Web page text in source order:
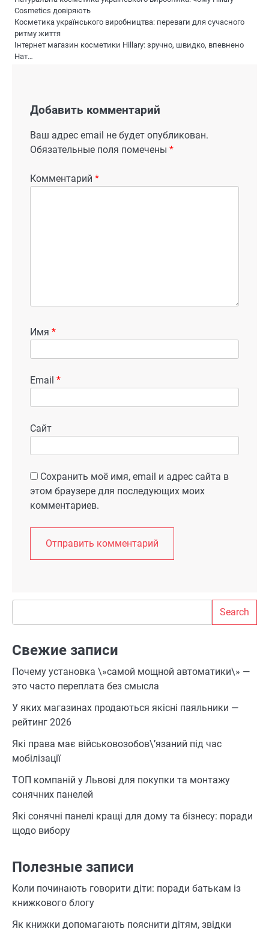
Cosmetics довіряють
Косметика українського виробництва: переваги для сучасного
ритму життя
Інтернет магазин косметики Hillary: зручно, швидко, впевнено
Нат…
Добавить комментарий
Ваш адрес email не будет опубликован.
Обязательные поля помечены *
Комментарий *
Имя *
Email *
Сайт
Сохранить моё имя, email и адрес сайта в
этом браузере для последующих моих
комментариев.
Search
Свежие записи
Почему установка \»самой мощной автоматики\» —
это часто переплата без смысла
У яких магазинах продаються якісні паяльники —
рейтинг 2026
Які права має військовозобов\’язаний під час
мобілізації
ТОП компаній у Львові для покупки та монтажу
сонячних панелей
Які сонячні панелі кращі для дому та бізнесу: поради
щодо вибору
Полезные записи
Коли починають говорити діти: поради батькам із
книжкового блогу
Як книжки допомагають пояснити дітям, звідки